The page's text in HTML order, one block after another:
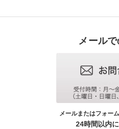
メール
メールまたはフォー
24時間以内